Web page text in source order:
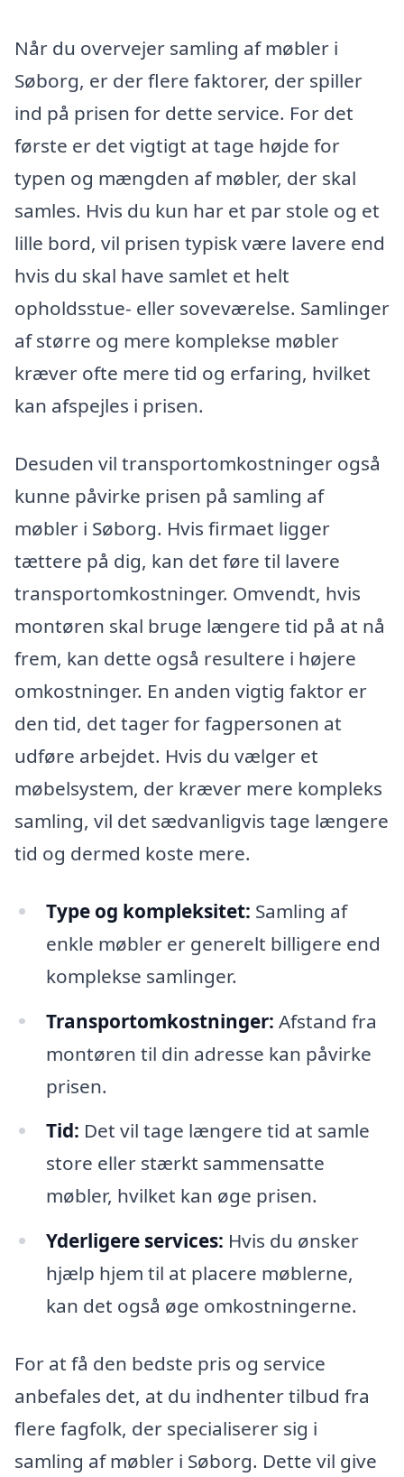
Når du overvejer samling af møbler i
Søborg, er der flere faktorer, der spiller
ind på prisen for dette service. For det
første er det vigtigt at tage højde for
typen og mængden af møbler, der skal
samles. Hvis du kun har et par stole og et
lille bord, vil prisen typisk være lavere end
hvis du skal have samlet et helt
opholdsstue- eller soveværelse. Samlinger
af større og mere komplekse møbler
kræver ofte mere tid og erfaring, hvilket
kan afspejles i prisen.
Desuden vil transportomkostninger også
kunne påvirke prisen på samling af
møbler i Søborg. Hvis firmaet ligger
tættere på dig, kan det føre til lavere
transportomkostninger. Omvendt, hvis
montøren skal bruge længere tid på at nå
frem, kan dette også resultere i højere
omkostninger. En anden vigtig faktor er
den tid, det tager for fagpersonen at
udføre arbejdet. Hvis du vælger et
møbelsystem, der kræver mere kompleks
samling, vil det sædvanligvis tage længere
tid og dermed koste mere.
Type og kompleksitet: Samling af
enkle møbler er generelt billigere end
komplekse samlinger.
Transportomkostninger: Afstand fra
montøren til din adresse kan påvirke
prisen.
Tid: Det vil tage længere tid at samle
store eller stærkt sammensatte
møbler, hvilket kan øge prisen.
Yderligere services: Hvis du ønsker
hjælp hjem til at placere møblerne,
kan det også øge omkostningerne.
For at få den bedste pris og service
anbefales det, at du indhenter tilbud fra
flere fagfolk, der specialiserer sig i
samling af møbler i Søborg. Dette vil give